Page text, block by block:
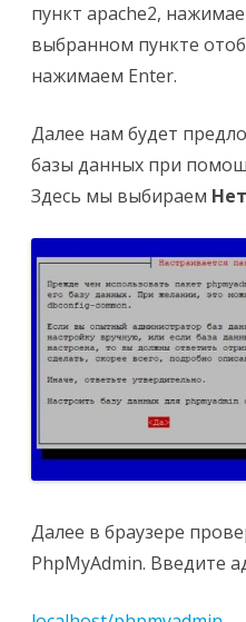
пункт apache2,
выбранном пункте
нажимаем Enter.
Далее нам будет
базы данных при
Здесь мы выбираем
Далее в браузере
PhpMyAdmin. Введите